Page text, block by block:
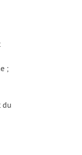
;
du